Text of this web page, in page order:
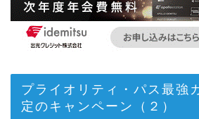
プライオリティ・パス最強
定のキャンペーン（２）